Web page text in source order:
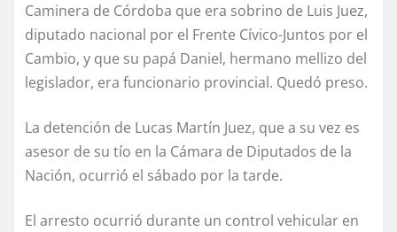
Caminera de Córdoba que era sobrino de Luis Juez,
diputado nacional por el Frente Cívico-Juntos por el
Cambio, y que su papá Daniel, hermano mellizo del
legislador, era funcionario provincial. Quedó preso.
La detención de Lucas Martín Juez, que a su vez es
asesor de su tío en la Cámara de Diputados de la
Nación, ocurrió el sábado por la tarde.
El arresto ocurrió durante un control vehicular en